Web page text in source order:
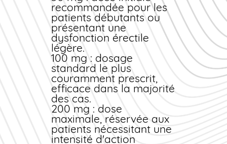
Nous organisons
régulièrement des
campagnes spéciales avec
remises immédiates sur
certains dosages ou
formats. Abonnez-vous à
notre newsletter pour être
informé en priorité et
bénéficier de codes promo
exclusifs.
Modes de paiement
sécurisés
recommandée pour les
patients débutants ou
présentant une
dysfonction érectile
légère.
100 mg : dosage
standard le plus
couramment prescrit,
efficace dans la majorité
des cas.
200 mg : dose
maximale, réservée aux
patients nécessitant une
intensité d'action